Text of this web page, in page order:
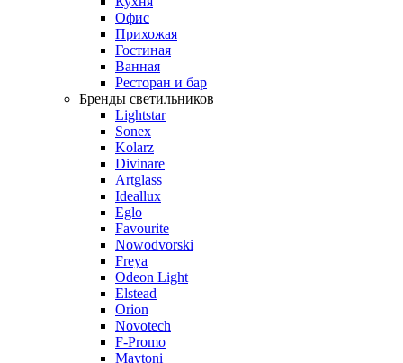
Офис
Прихожая
Гостиная
Ванная
Ресторан и бар
Бренды светильников
Lightstar
Sonex
Kolarz
Divinare
Artglass
Ideallux
Eglo
Favourite
Nowodvorski
Freya
Odeon Light
Elstead
Orion
Novotech
F-Promo
Maytoni